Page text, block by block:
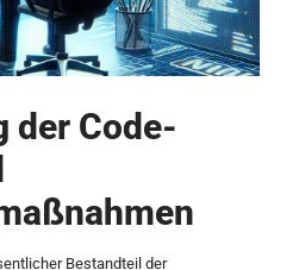
der Code-
Bestandteil der